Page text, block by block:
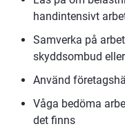
handintensivt
Samverka på
skyddsombud
Använd
Våga bedöma
det finns